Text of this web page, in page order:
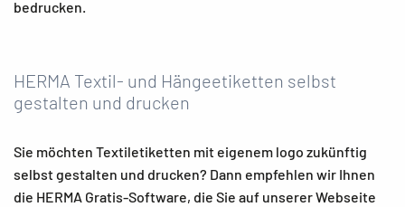
bedrucken.
HERMA Textil- und Hängeetiketten selbst
gestalten und drucken
Sie möchten Textiletiketten mit eigenem logo zukünftig
selbst gestalten und drucken? Dann empfehlen wir Ihnen
die HERMA Gratis-Software, die Sie auf unserer Webseite